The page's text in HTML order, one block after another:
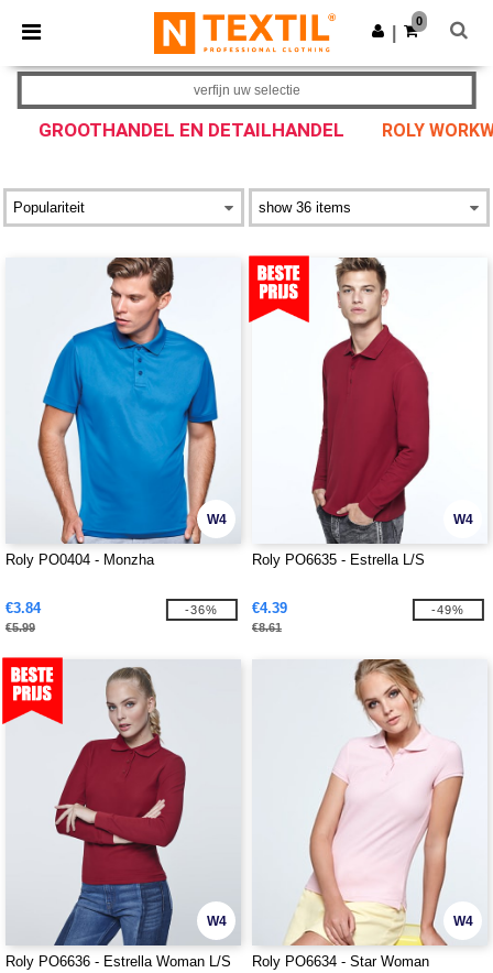
× Ntextil-app
Betere prijzen in de app!
Download app
0
GROOTHANDEL EN DETAILHANDEL ROLY
verfijn uw selectie
W4
Roly PO0404 - Monzha
€3.84
€5.99
-36%
W4
Roly PO6635 - Estrella L/S
€4.39
€8.61
-49%
W4
Roly PO6636 - Estrella Woman L/S
W4
Roly PO6634 - Star Woman